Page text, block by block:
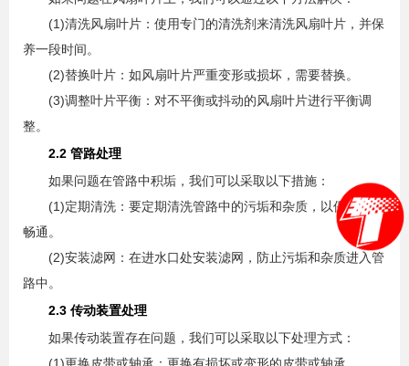
(1)清洗风扇叶片：使用专门的清洗剂来清洗风扇叶片，并保
养一段时间。
(2)替换叶片：如风扇叶片严重变形或损坏，需要替换。
(3)调整叶片平衡：对不平衡或抖动的风扇叶片进行平衡调
整。
2.2 管路处理
如果问题在管路中积垢，我们可以采取以下措施：
(1)定期清洗：要定期清洗管路中的污垢和杂质，以保持水流
畅通。
(2)安装滤网：在进水口处安装滤网，防止污垢和杂质进入管
路中。
2.3 传动装置处理
如果传动装置存在问题，我们可以采取以下处理方式：